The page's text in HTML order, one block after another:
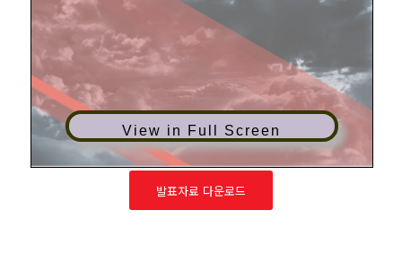
View in Full Screen
발표자료 다운로드